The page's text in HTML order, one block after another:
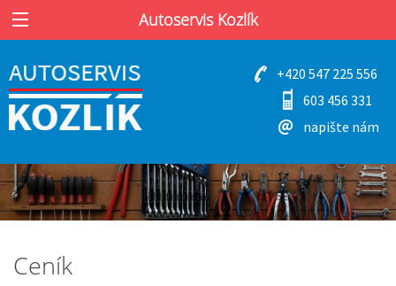
Autoservis Kozlík
+420 547 225 556
603 456 331
napište nám
Ceník